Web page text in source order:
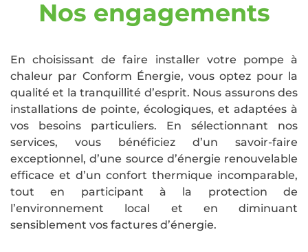
Nos engagements
En choisissant de faire installer votre pompe à
chaleur par Conform Énergie, vous optez pour la
qualité et la tranquillité d’esprit. Nous assurons des
installations de pointe, écologiques, et adaptées à
vos besoins particuliers. En sélectionnant nos
services, vous bénéficiez d’un savoir-faire
exceptionnel, d’une source d’énergie renouvelable
efficace et d’un confort thermique incomparable,
tout en participant à la protection de
l’environnement local et en diminuant
sensiblement vos factures d’énergie.